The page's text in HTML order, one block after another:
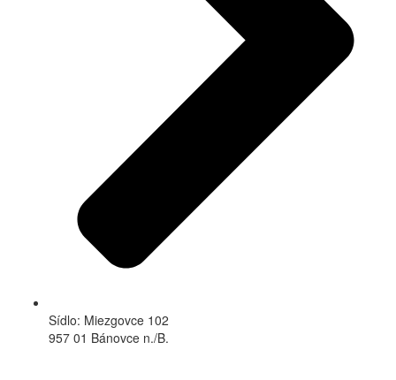
Sídlo: Miezgovce 102
957 01 Bánovce n./B.